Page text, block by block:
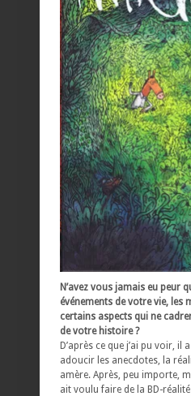
N’avez vous jamais eu peur
événements de votre vie, les
certains aspects qui ne
de votre histoire ?
D’après ce que j’ai pu voir, il
adoucir les anecdotes, la
amère. Après, peu importe,
ait voulu faire de la BD-